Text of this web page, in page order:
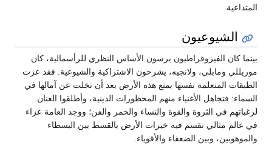
المتداعية.
الشيوعيون
بينما كان الفيزوقراطيون يرسون الأساس النظري للرأسمالية، كان
موريللي ومابلي، ولانجيه، يشرحون الاشتراكية والشيوعية. فقد عزت
الطبقات المتعلمة نفسها بمتع هذه الأرض بعد أن تخلت عن آمالها في
السماء: فتجاهل الأغنياء منهم المحظورات الدينية، وأطلقوا العنان
لرغباتهم في الثروة والقوة والنساء والخمر والفن؛ ووجد العامة عزاء
في عالم مثالي تقسم فيه خيرات الأرض بالقسط بين البسطاء
والموهوبين، وبين الضعفاء والأقوياء.